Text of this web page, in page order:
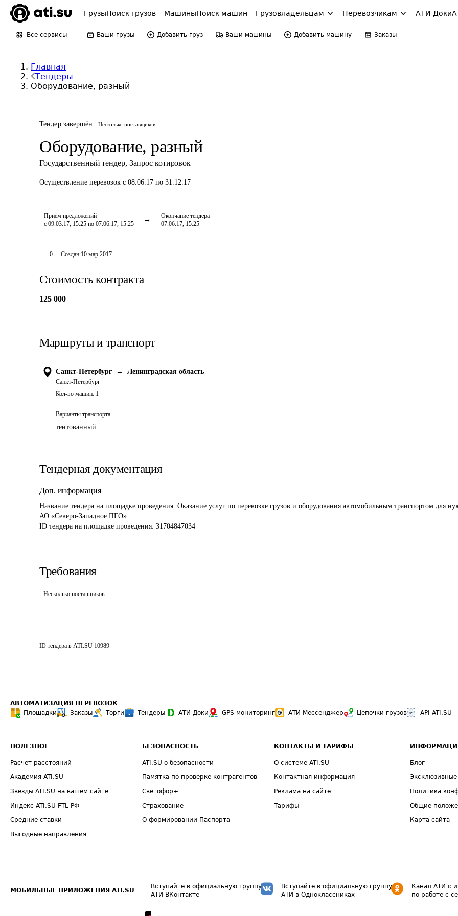
ГрузыПоиск грузов МашиныПоиск машин Грузовладельцам Перевозчикам АТИ-Доки
Все сервисы Ваши грузы Добавить груз Ваши машины Добавить машину Заказы
Главная
Тендеры
Оборудование, разный
Тендер завершён Несколько поставщиков
Оборудование, разный
Государственный тендер, Запрос котировок
Осуществление перевозок с 08.06.17 по 31.12.17
Приём предложений
с 09.03.17, 15:25 по 07.06.17, 15:25
Окончание тендера
07.06.17, 15:25
0 Создан 10 мар 2017
Стоимость контракта
125 000
Маршруты и транспорт
Санкт-Петербург →
Санкт-Петербург
Ленинградская область
Кол-во машин: 1
Варианты транспорта
тентованный
Тендерная документация
Доп. информация
Название тендера на площадке проведения: Оказание услуг по перевозке грузов и оборудования автомобильным транспортом для
АО «Северо-Западное ПГО»
ID тендера на площадке проведения: 31704847034
Требования
Несколько поставщиков
ID тендера в ATI.SU 10989
АВТОМАТИЗАЦИЯ ПЕРЕВОЗОК
Площадки
Заказы Торги Тендеры АТИ-Доки GPS-мониторинг АТИ Мессенджер Цепочки грузов API ATI.SU
ПОЛЕЗНОЕ
Расчет расстояний
Академия ATI.SU
Звезды ATI.SU на вашем сайте
Индекс ATI.SU FTL РФ
Средние ставки
Выгодные направления
БЕЗОПАСНОСТЬ
ATI.SU о безопасности
Памятка по проверке контрагентов
Светофор+
Страхование
О формировании Паспорта
КОНТАКТЫ И ТАРИФЫ
О системе ATI.SU
Контактная информация
Реклама на сайте
Тарифы
Блог
Политика
Общие
Карта сайта
МОБИЛЬНЫЕ ПРИЛОЖЕНИЯ ATI.SU
Вступайте в официальную группу
АТИ ВКонтакте
Вступайте в официальную группу
АТИ в Одноклассниках
Канал АТИ с
по работе с